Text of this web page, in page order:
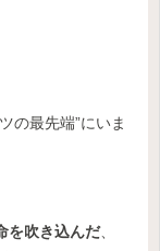
の最先端”にいま
を吹き込んだ、